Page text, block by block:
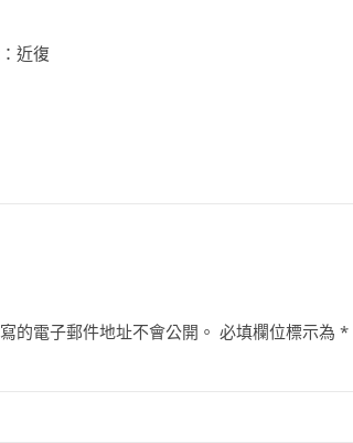
近復
的電子郵件地址不會公開。 必填欄位標示為 *